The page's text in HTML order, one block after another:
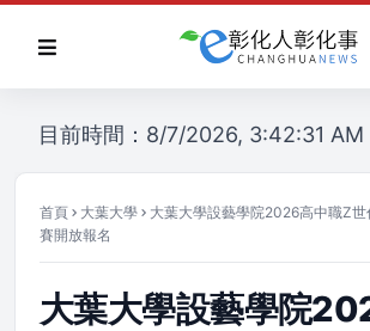
目前時間：8/7/2026, 3:42:31 AM
首頁 大葉大學
大葉大學設藝學院2026高中職Z
賽開放報名
大葉大學設藝學院